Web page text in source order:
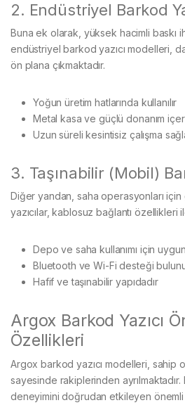
2. Endüstriyel Barkod
Buna ek olarak, yüksek hacimli baskı
endüstriyel barkod yazıcı modelleri,
ön plana çıkmaktadır.
Yoğun üretim hatlarında kullanılır
Metal kasa ve güçlü donanım
Uzun süreli kesintisiz çalışma
3. Taşınabilir (Mobil)
Diğer yandan, saha operasyonları
yazıcılar, kablosuz bağlantı özellikleri
Depo ve saha kullanımı için
Bluetooth ve Wi-Fi desteği
Hafif ve taşınabilir yapıdadır
Argox Barkod Yazıcı
Özellikleri
Argox barkod yazıcı modelleri, sahip
sayesinde rakiplerinden ayrılmaktadır.
deneyimini doğrudan etkileyen önemli